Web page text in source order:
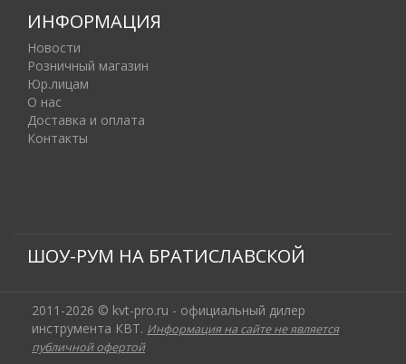
ИНФОРМАЦИЯ
Новости
Розничный магазин
Юр.лицам
О нас
Доставка и оплата
Контакты
ШОУ-РУМ НА БРАТИСЛАВСКОЙ
2011-2026 © kvt-pro.ru - официальный дилер
инструмента КВТ. Информация на сайте не является
публичной офертой